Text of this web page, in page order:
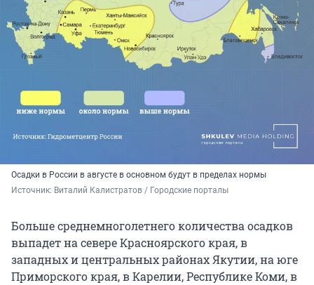
Осадки в России в августе в основном будут в пределах нормы
Источник: Виталий Калистратов / Городские порталы
Больше среднемноголетнего количества осадков
выпадет на севере Красноярского края, в
западных и центральных районах Якутии, на юге
Приморского края, в Карелии, Республике Коми, в